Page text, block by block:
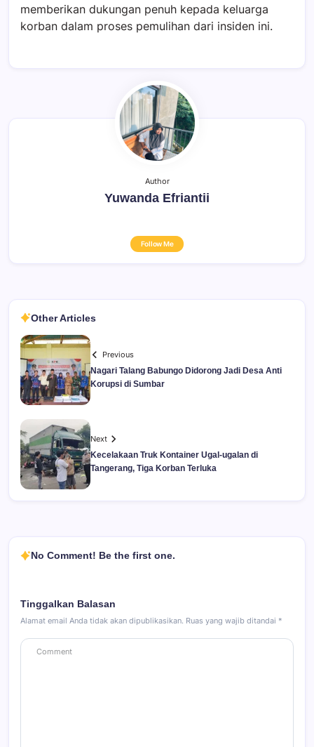
memberikan dukungan penuh kepada keluarga
korban dalam proses pemulihan dari insiden ini.
Author
Yuwanda Efriantii
Follow Me
Other Articles
Previous
Nagari Talang Babungo Didorong Jadi Desa Anti
Korupsi di Sumbar
Next
Kecelakaan Truk Kontainer Ugal-ugalan di
Tangerang, Tiga Korban Terluka
No Comment! Be the first one.
Tinggalkan Balasan
Alamat email Anda tidak akan dipublikasikan. Ruas yang wajib ditandai *